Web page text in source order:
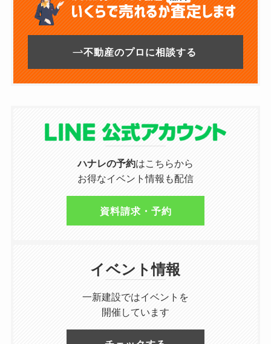
不動産のプロに相談する
ハナレの予約はこちらから
お得なイベント情報も配信
資料請求・予約
イベント情報
一新建設ではイベントを
開催しています